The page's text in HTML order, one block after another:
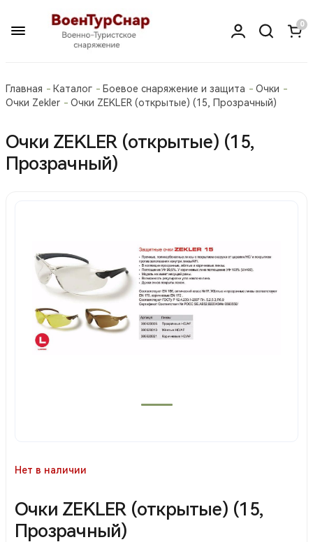
0
Главная Каталог Боевое снаряжение и защита
Очки
Очки Zekler
Очки ZEKLER (открытые) (15, Прозрачный)
Очки ZEKLER (открытые) (15,
Прозрачный)
Нет в наличии
Очки ZEKLER (открытые) (15,
Прозрачный)